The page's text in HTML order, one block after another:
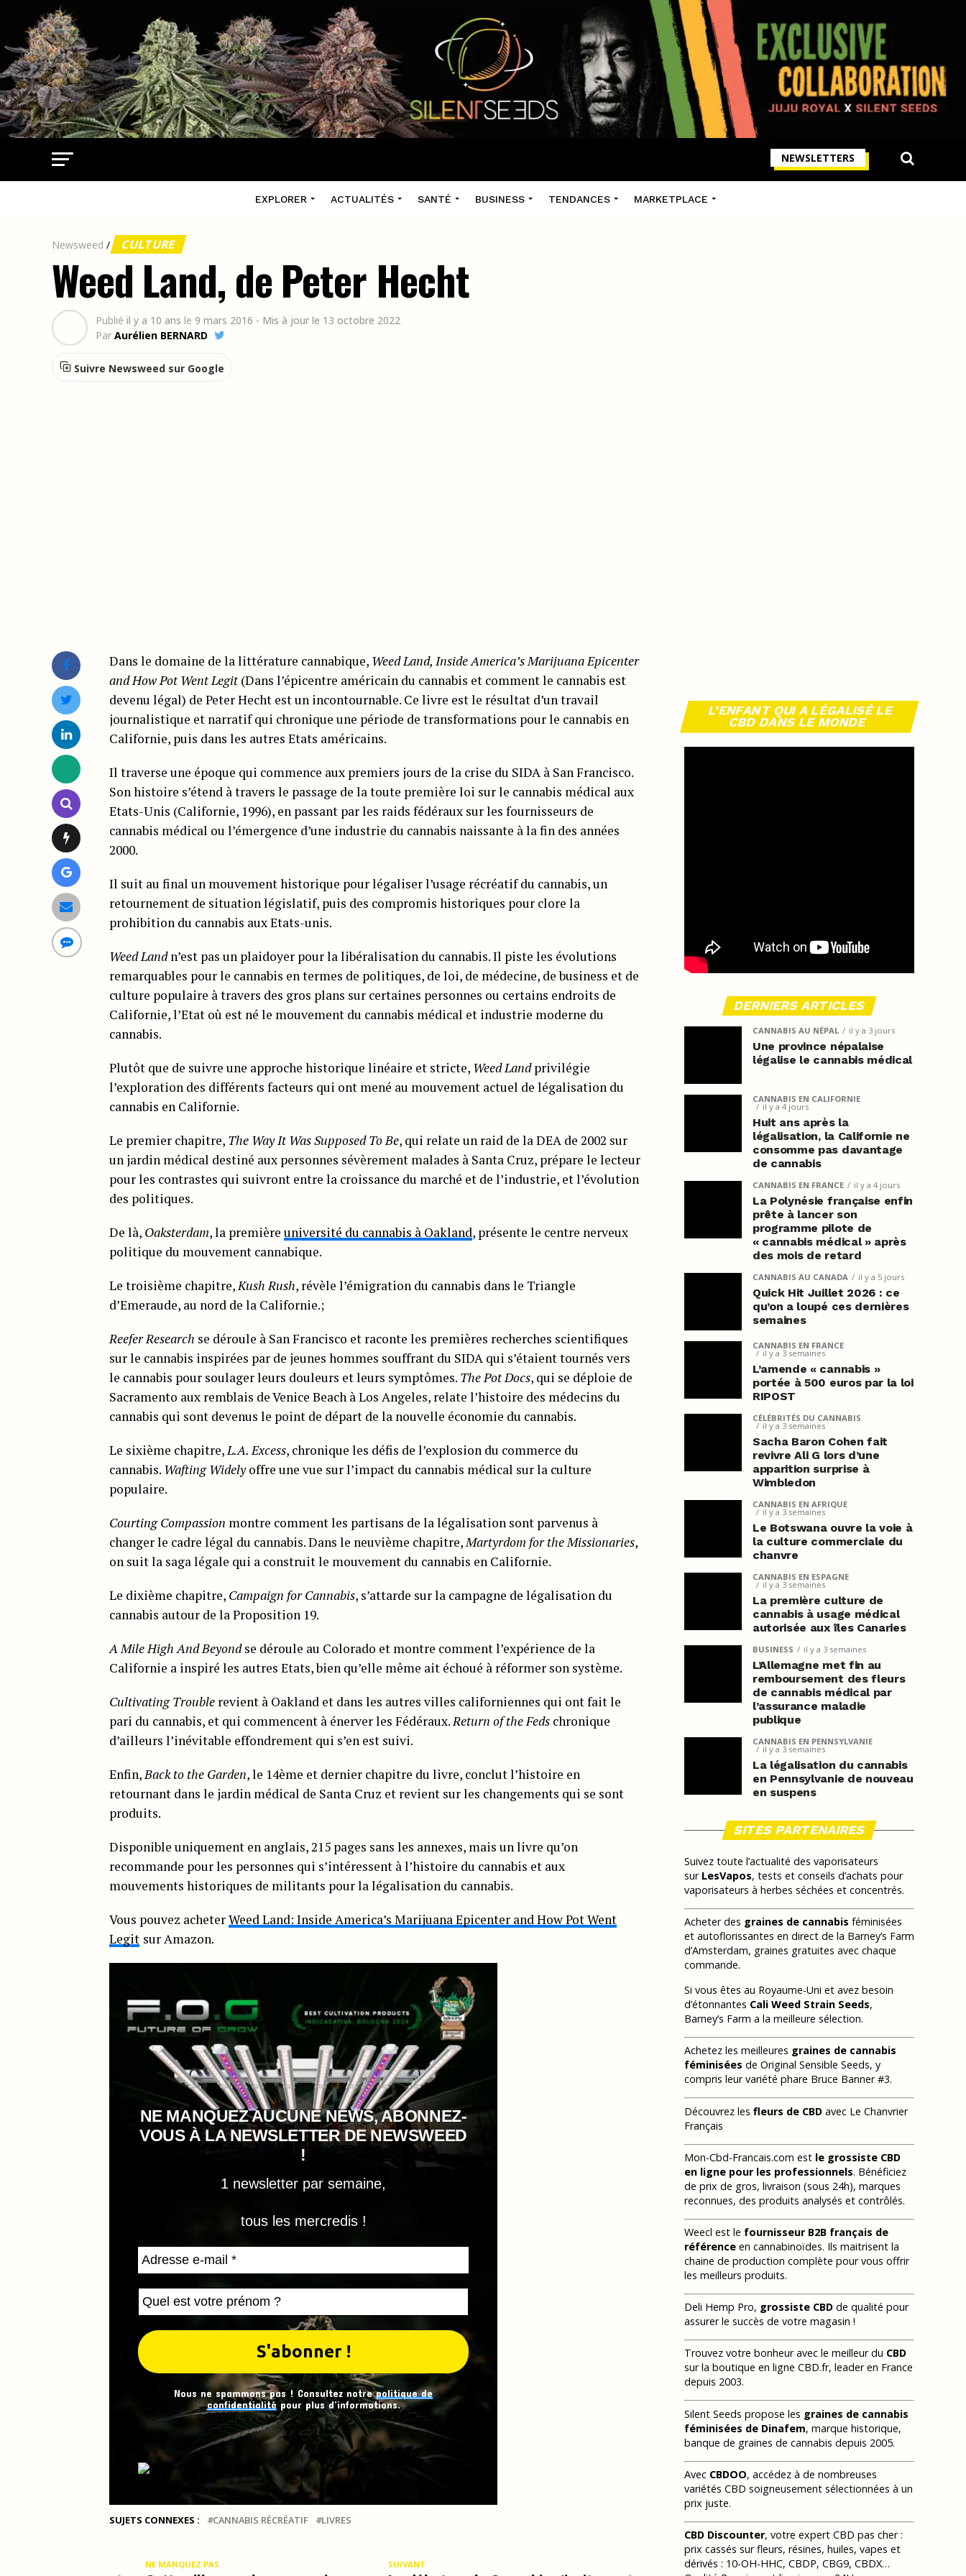
NEWSLETTERS
EXPLORER ACTUALITÉS SANTÉ BUSINESS TENDANCES MARKETPLACE
Newsweed / CULTURE
Weed Land, de Peter Hecht
Publié il y a 10 ans le 9 mars 2016 - Mis à jour le 13 octobre 2022
Par Aurélien BERNARD
Suivre Newsweed sur Google
Dans le domaine de la littérature cannabique, Weed Land, Inside America’s Marijuana Epicenter
and How Pot Went Legit (Dans l’épicentre américain du cannabis et comment le cannabis est
devenu légal) de Peter Hecht est un incontournable. Ce livre est le résultat d’un travail
journalistique et narratif qui chronique une période de transformations pour le cannabis en
Californie, puis dans les autres Etats américains.
Il traverse une époque qui commence aux premiers jours de la crise du SIDA à San Francisco.
Son histoire s’étend à travers le passage de la toute première loi sur le cannabis médical aux
Etats-Unis (Californie, 1996), en passant par les raids fédéraux sur les fournisseurs de
cannabis médical ou l’émergence d’une industrie du cannabis naissante à la fin des années
2000.
Il suit au final un mouvement historique pour légaliser l’usage récréatif du cannabis, un
retournement de situation législatif, puis des compromis historiques pour clore la
prohibition du cannabis aux Etats-unis.
Weed Landn’est pas un plaidoyer pour la libéralisation du cannabis. Il piste les évolutions
remarquables pour le cannabis en termes de politiques, de loi, de médecine, de business et de
culture populaire à travers des gros plans sur certaines personnes ou certains endroits de
Californie, l’Etat où est né le mouvement du cannabis médical et industrie moderne du
cannabis.
Plutôt que de suivre une approche historique linéaire et stricte, Weed Landprivilégie
l’exploration des différents facteurs qui ont mené au mouvement actuel de légalisation du
cannabis en Californie.
Le premier chapitre, The Way It Was Supposed To Be, qui relate un raid de la DEA de 2002 sur
un jardin médical destiné aux personnes sévèrement malades à Santa Cruz, prépare le lecteur
pour les contrastes qui suivront entre la croissance du marché et de l’industrie, et l’évolution
des politiques.
De là, Oaksterdam, la première université du cannabis à Oakland, présente le centre nerveux
politique du mouvement cannabique.
Le troisième chapitre,Kush Rush, révèle l’émigration du cannabis dans le Triangle
d’Emeraude, au nord de la Californie.;
Reefer Research se déroule à San Francisco et raconte les premières recherches scientifiques
sur le cannabis inspirées par de jeunes hommes souffrant du SIDA qui s’étaient tournés vers
le cannabis pour soulager leurs douleurs et leurs symptômes. The Pot Docs, qui se déploie de
Sacramento aux remblais de Venice Beach à Los Angeles, relate l’histoire des médecins du
cannabis qui sont devenus le point de départ de la nouvelle économie du cannabis.
Le sixième chapitre,L.A. Excess, chronique les défis de l’explosion du commerce du
cannabis. Wafting Widelyoffre une vue sur l’impact du cannabis médical sur la culture
populaire.
Courting Compassion montre comment les partisans de la légalisation sont parvenus à
changer le cadre légal du cannabis. Dans le neuvième chapitre,Martyrdom for the Missionaries,
on suit la saga légale qui a construit le mouvement du cannabis en Californie.
Le dixième chapitre, Campaign for Cannabis, s’attarde sur la campagne de légalisation du
cannabis autour de la Proposition 19.
A Mile High And Beyondse déroule au Colorado et montre comment l’expérience de la
Californie a inspiré les autres Etats, bien qu’elle même ait échoué à réformer son système.
Cultivating Trouble revient à Oakland et dans les autres villes californiennes qui ont fait le
pari du cannabis, et qui commencent à énerver les Fédéraux.Return of the Feds chronique
d’ailleurs l’inévitable effondrement qui s’en est suivi.
Enfin,Back to the Garden, le 14ème et dernier chapitre du livre, conclut l’histoire en
retournant dans le jardin médical de Santa Cruz et revient sur les changements qui se sont
produits.
Disponible uniquement en anglais, 215 pages sans les annexes, mais un livre qu’on
recommande pour les personnes qui s’intéressent à l’histoire du cannabis et aux
mouvements historiques de militants pour la légalisation du cannabis.
Vous pouvez acheterWeed Land: Inside America’s Marijuana Epicenter and How Pot Went
Legit sur Amazon.
NE MANQUEZ AUCUNE NEWS, ABONNEZ-
VOUS À LA NEWSLETTER DE NEWSWEED
!
1 newsletter par semaine,
tous les mercredis !
Nous ne spammons pas ! Consultez notrepolitique de
confidentialitépour plus d’informations.
SUJETS CONNEXES : CANNABIS RÉCRÉATIF LIVRES
SUIVANT
NE MANQUEZ PAS
L’ENFANT QUI A LÉGALISÉ LE
CBD DANS LE MONDE
DERNIERS ARTICLES
CANNABIS AU NÉPAL il y a 3 jours
Une province népalaise
légalise le cannabis médical
CANNABIS EN CALIFORNIE
il y a 4 jours
Huit ans après la
légalisation, la Californie ne
consomme pas davantage
de cannabis
CANNABIS EN FRANCE il y a 4 jours
La Polynésie française enfin
prête à lancer son
programme pilote de
« cannabis médical » après
des mois de retard
CANNABIS AU CANADA il y a 5 jours
Quick Hit Juillet 2026 : ce
qu’on a loupé ces dernières
semaines
CANNABIS EN FRANCE
il y a 3 semaines
L’amende « cannabis »
portée à 500 euros par la loi
RIPOST
CÉLÉBRITÉS DU CANNABIS
il y a 3 semaines
Sacha Baron Cohen fait
revivre Ali G lors d’une
apparition surprise à
Wimbledon
CANNABIS EN AFRIQUE
il y a 3 semaines
Le Botswana ouvre la voie à
la culture commerciale du
chanvre
CANNABIS EN ESPAGNE
il y a 3 semaines
La première culture de
cannabis à usage médical
autorisée aux îles Canaries
BUSINESS il y a 3 semaines
L’Allemagne met fin au
remboursement des fleurs
de cannabis médical par
l’assurance maladie
publique
CANNABIS EN PENNSYLVANIE
il y a 3 semaines
La légalisation du cannabis
en Pennsylvanie de nouveau
en suspens
SITES PARTENAIRES
Suivez toute l’actualité des vaporisateurs
sur LesVapos, tests et conseils d’achats pour
vaporisateurs à herbes séchées et concentrés.
Acheter des graines de cannabis féminisées
et autoflorissantes en direct de la Barney’s Farm
d’Amsterdam, graines gratuites avec chaque
commande.
Si vous êtes au Royaume-Uni et avez besoin
d’étonnantes Cali Weed Strain Seeds,
Barney’s Farm a la meilleure sélection.
Achetez les meilleures graines de cannabis
féminisées de Original Sensible Seeds, y
compris leur variété phare Bruce Banner #3.
Découvrez les fleurs de CBD avec Le Chanvrier
Français
Mon-Cbd-Francais.com est le grossiste CBD
en ligne pour les professionnels. Bénéficiez
de prix de gros, livraison (sous 24h), marques
reconnues, des produits analysés et contrôlés.
Weecl est le fournisseur B2B français de
référence en cannabinoïdes. Ils maitrisent la
chaine de production complète pour vous offrir
les meilleurs produits.
Deli Hemp Pro, grossiste CBD de qualité pour
assurer le succès de votre magasin !
Trouvez votre bonheur avec le meilleur du CBD
sur la boutique en ligne CBD.fr, leader en France
depuis 2003.
Silent Seeds propose les graines de cannabis
féminisées de Dinafem, marque historique,
banque de graines de cannabis depuis 2005.
Avec CBDOO, accédez à de nombreuses
variétés CBD soigneusement sélectionnées à un
prix juste.
CBD Discounter, votre expert CBD pas cher :
prix cassés sur fleurs, résines, huiles, vapes et
dérivés : 10-OH-HHC, CBDP, CBG9, CBDX…